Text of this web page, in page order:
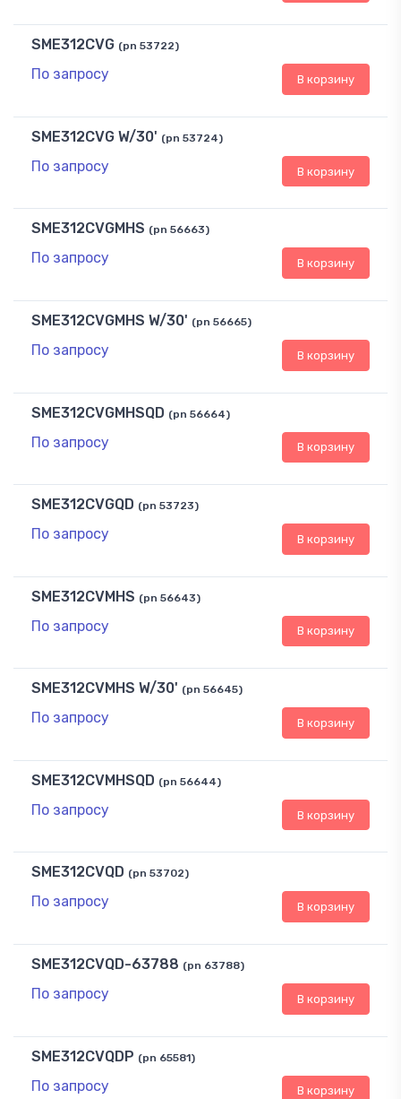
SME312CVG (pn 53722)
По запросу В корзину
SME312CVG W/30' (pn 53724)
По запросу В корзину
SME312CVGMHS (pn 56663)
По запросу В корзину
SME312CVGMHS W/30' (pn 56665)
По запросу В корзину
SME312CVGMHSQD (pn 56664)
По запросу В корзину
SME312CVGQD (pn 53723)
По запросу В корзину
SME312CVMHS (pn 56643)
По запросу В корзину
SME312CVMHS W/30' (pn 56645)
По запросу В корзину
SME312CVMHSQD (pn 56644)
По запросу В корзину
SME312CVQD (pn 53702)
По запросу В корзину
SME312CVQD-63788 (pn 63788)
По запросу В корзину
SME312CVQDP (pn 65581)
По запросу В корзину